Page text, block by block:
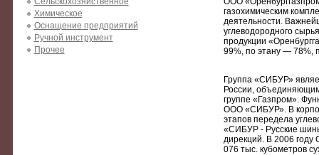
Химическое
Оснащение предприятий
Ручной инструмент
Прочее
газохимическим
деятельности.
углеводородного
продукции
99%, по этану —
Группа «СИБУР»
России,
группе «Газпром».
ООО «СИБУР». В
этапов передела
«СИБУР - Русские
дирекций. В 2006
076 тыс. кубометров